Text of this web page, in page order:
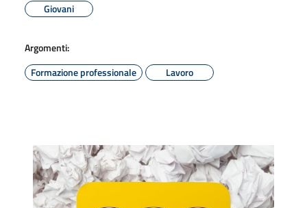
Giovani
Argomenti:
Formazione professionale
Lavoro